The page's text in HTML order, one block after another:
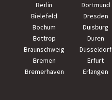
Berlin
Dortmund
Bielefeld
Dresden
Bochum
Duisburg
Bottrop
Düren
Braunschweig
Düsseldorf
Bremen
Erfurt
Bremerhaven
Erlangen